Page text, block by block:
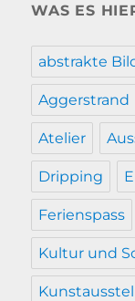
WAS ES
abstrakte
Aggerstrand
Atelier
Dripping
Ferienspass
Kultur und